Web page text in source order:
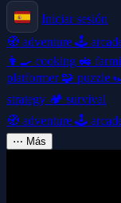
Iniciar sesión
🧭 adventure 🕹️
👩‍🍳 cooking 🚜
platformer 🧩 puzzle
strategy 🏕️ survival
🧭 adventure 🕹️
⋯ Más